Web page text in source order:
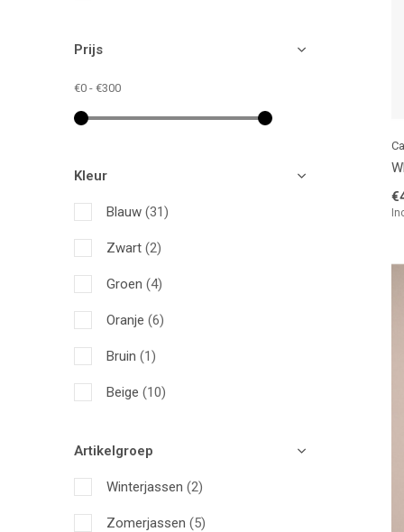
Prijs
€0 - €300
Kleur
Blauw (31)
Zwart (2)
Groen (4)
Oranje (6)
Bruin (1)
Beige (10)
Artikelgroep
Winterjassen (2)
Zomerjassen (5)